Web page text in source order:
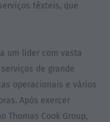
têxteis, que
um líder com vasta
de grande
operacionais e vários
Após exercer
Thomas Cook Group,